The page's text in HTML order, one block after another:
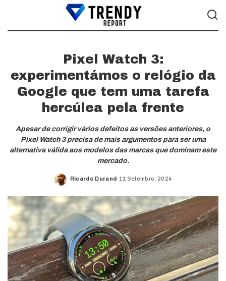
Pixel Watch 3:
experimentámos o relógio da
Google que tem uma tarefa
hercúlea pela frente
Apesar de corrigir vários defeitos as versões anteriores, o
Pixel Watch 3 precisa de mais argumentos para ser uma
alternativa válida aos modelos das marcas que dominam este
mercado.
Posted
Ricardo Durand 11 Setembro, 2024